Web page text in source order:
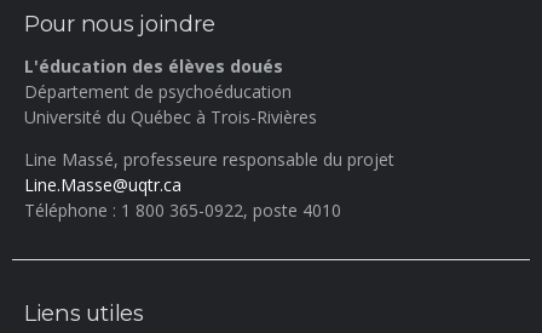
Pour nous joindre
L'éducation des élèves doués
Département de psychoéducation
Université du Québec à Trois-Rivières
Line Massé, professeure responsable du projet
Line.Masse@uqtr.ca
Téléphone : 1 800 365-0922, poste 4010
Liens utiles